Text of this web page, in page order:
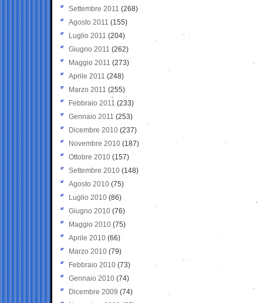
Settembre 2011 (268)
Agosto 2011 (155)
Luglio 2011 (204)
Giugno 2011 (262)
Maggio 2011 (273)
Aprile 2011 (248)
Marzo 2011 (255)
Febbraio 2011 (233)
Gennaio 2011 (253)
Dicembre 2010 (237)
Novembre 2010 (187)
Ottobre 2010 (157)
Settembre 2010 (148)
Agosto 2010 (75)
Luglio 2010 (86)
Giugno 2010 (76)
Maggio 2010 (75)
Aprile 2010 (66)
Marzo 2010 (79)
Febbraio 2010 (73)
Gennaio 2010 (74)
Dicembre 2009 (74)